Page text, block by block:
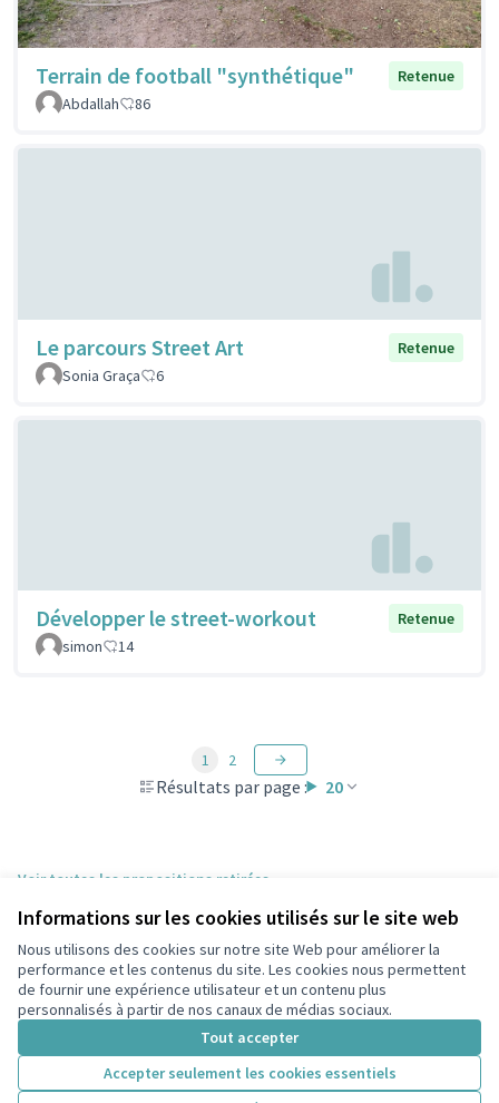
Informations sur les cookies utilisés sur le site web
Nous utilisons des cookies sur notre site Web pour améliorer la
performance et les contenus du site. Les cookies nous permettent
de fournir une expérience utilisateur et un contenu plus
personnalisés à partir de nos canaux de médias sociaux.
Tout accepter
Accepter seulement les cookies essentiels
Terrain de football "synthétique"
Retenue
Abdallah
86
Le parcours Street Art
Retenue
Sonia Graça
6
Développer le street-workout
Retenue
simon
14
Résultats par page : 20
1 2
Voir toutes les propositions retirées
Conditions d'utilisation
Paramètres des cookies
participons.colombes.fr sur Facebook
(Lien externe)
Licence
(Lien